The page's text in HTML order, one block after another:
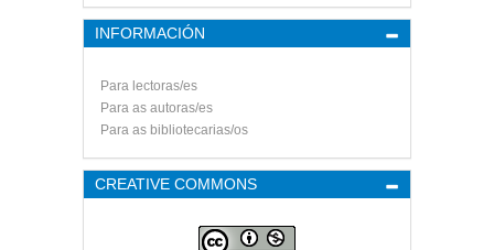
INFORMACIÓN
Para lectoras/es
Para as autoras/es
Para as bibliotecarias/os
CREATIVE COMMONS